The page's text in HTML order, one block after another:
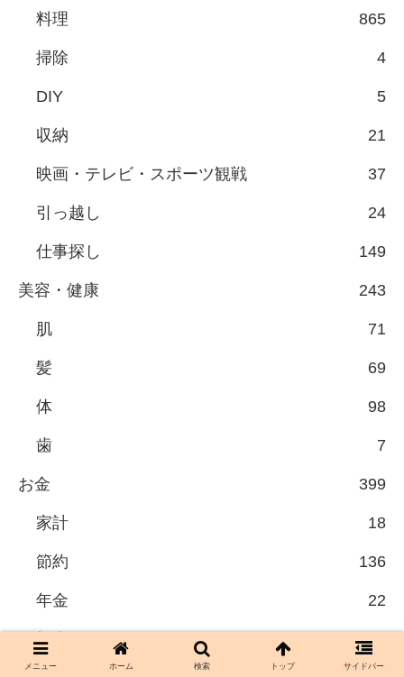
料理 865
掃除 4
DIY 5
収納 21
映画・テレビ・スポーツ観戦 37
引っ越し 24
仕事探し 149
美容・健康 243
肌 71
髪 69
体 98
歯 7
お金 399
家計 18
節約 136
年金 22
投資 155
メニュー ホーム 検索 トップ サイドバー